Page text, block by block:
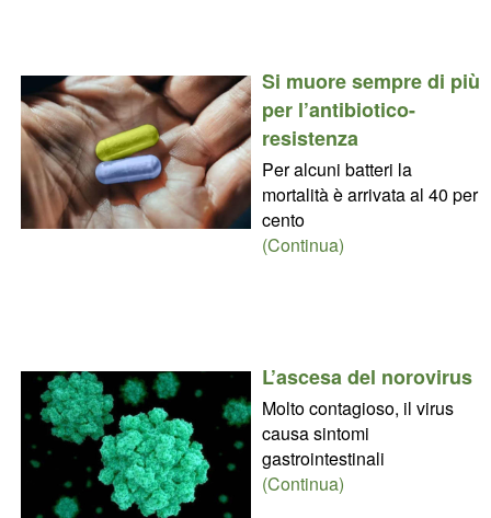
Si muore sempre di più
per l’antibiotico-
resistenza
Per alcuni batteri la
mortalità è arrivata al 40 per
cento
(Continua)
L’ascesa del norovirus
Molto contagioso, il virus
causa sintomi
gastrointestinali
(Continua)